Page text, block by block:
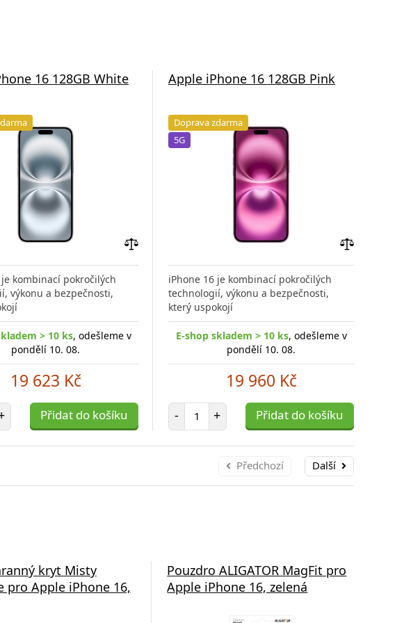
16 128GB White
porovnání
kombinací pokročilých
výkonu a bezpečnosti,
> 10 ks, odešleme v
pondělí 10. 08.
19 623 Kč
položekPřidat do košíku
Apple iPhone 16 128GB Pink
Doprava zdarma
5G
iPhone 16 je kombinací pokročilých
technologií, výkonu a bezpečnosti,
který uspokojí
E-shop skladem > 10 ks, odešleme v
pondělí 10. 08.
19 960 Kč
- Počet položek
+ Přidat do košíku
Předchozí Další
kryt Misty
pro Apple iPhone 16,
Pouzdro ALIGATOR MagFit pro
Apple iPhone 16, zelená